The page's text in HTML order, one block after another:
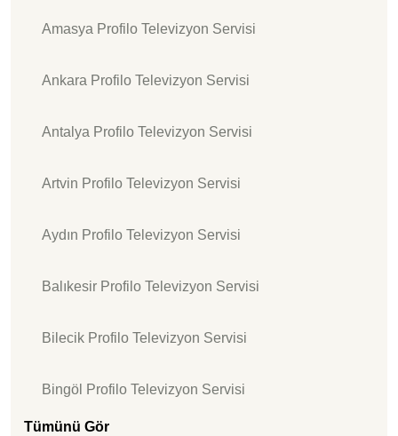
Amasya Profilo Televizyon Servisi
Ankara Profilo Televizyon Servisi
Antalya Profilo Televizyon Servisi
Artvin Profilo Televizyon Servisi
Aydın Profilo Televizyon Servisi
Balıkesir Profilo Televizyon Servisi
Bilecik Profilo Televizyon Servisi
Bingöl Profilo Televizyon Servisi
Tümünü Gör